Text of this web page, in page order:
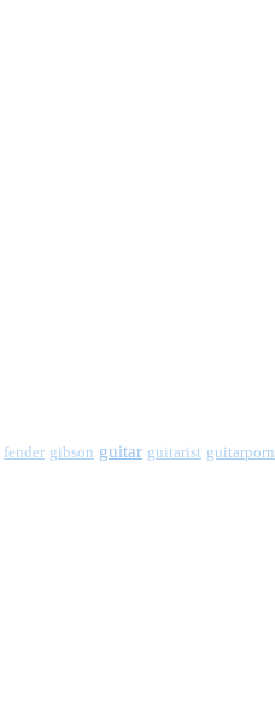
fender gibson guitar guitarist guitarporn